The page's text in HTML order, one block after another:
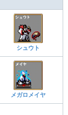
シュウト
メガロメイヤ